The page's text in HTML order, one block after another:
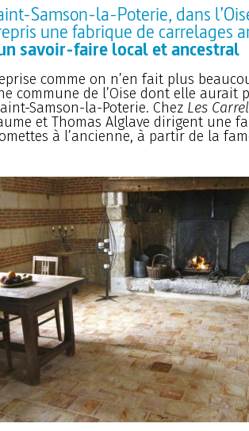
Samson-la-Poterie, dans
une fabrique de carrelages
savoir-faire local et ancestral
comme on n’en fait plus
commune de l’Oise dont elle aurait
Samson-la-Poterie. Chez Les
et Thomas Alglave dirigent une
à l’ancienne, à partir de la